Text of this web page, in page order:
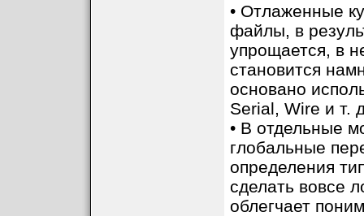
• Отлаженные
файлы, в
упрощается, в
становится
основано
Serial, Wire и т.
• В отдельные
глобальные
определения
сделать вовсе
облегчает